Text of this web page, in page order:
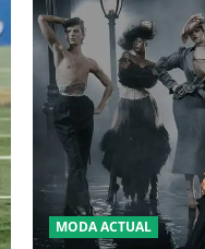
MODA ACTUAL